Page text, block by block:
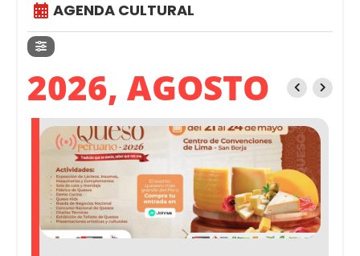
AGENDA CULTURAL
2026, AGOSTO